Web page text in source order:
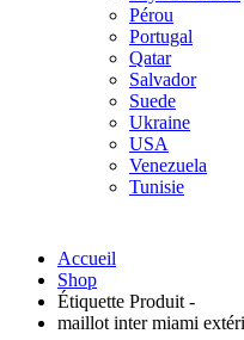
Pérou
Portugal
Qatar
Salvador
Suede
Ukraine
USA
Venezuela
Tunisie
Accueil
Shop
Étiquette Produit -
maillot inter miami